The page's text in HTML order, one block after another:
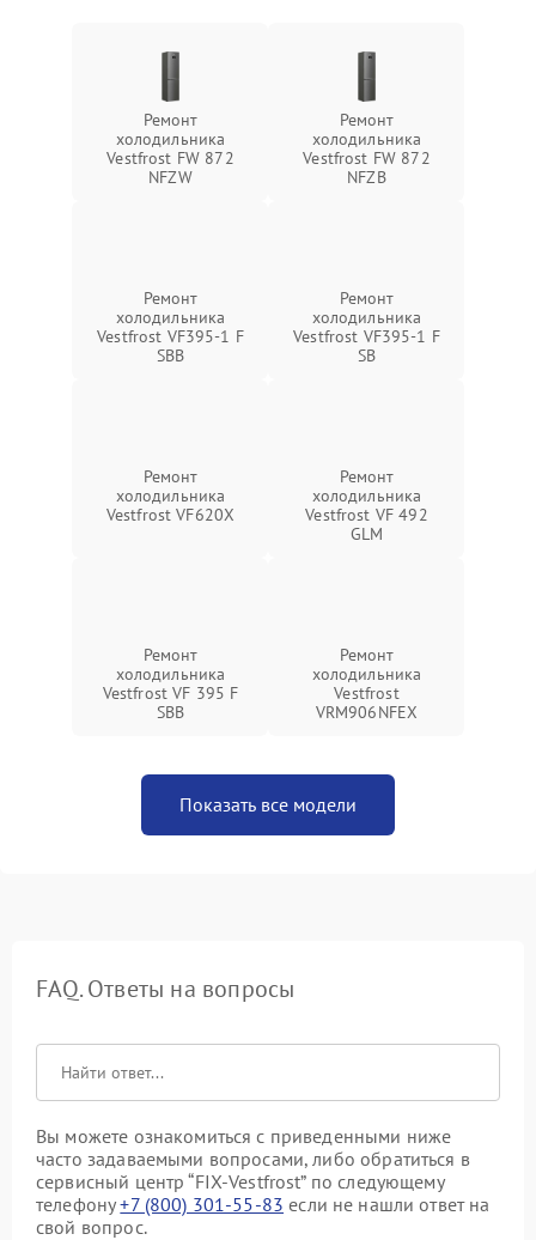
Ремонт
холодильника
Vestfrost FW 872
NFZW
Ремонт
холодильника
Vestfrost FW 872
NFZВ
Ремонт
холодильника
Vestfrost VF395-1 F
SBB
Ремонт
холодильника
Vestfrost VF395-1 F
SB
Ремонт
холодильника
Vestfrost VF620X
Ремонт
холодильника
Vestfrost VF 492
GLM
Ремонт
холодильника
Vestfrost VF 395 F
SBB
Ремонт
холодильника
Vestfrost
VRM906NFEX
Показать все модели
FAQ. Ответы на вопросы
Вы можете ознакомиться с приведенными ниже
часто задаваемыми вопросами, либо обратиться в
сервисный центр “FIX-Vestfrost” по следующему
телефону+7 (800) 301-55-83 если не нашли ответ на
свой вопрос.